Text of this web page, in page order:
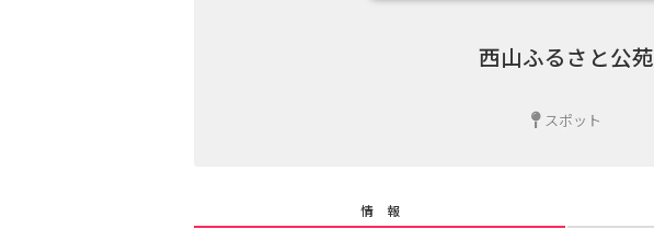
西山ふるさと公苑
スポット
情 報